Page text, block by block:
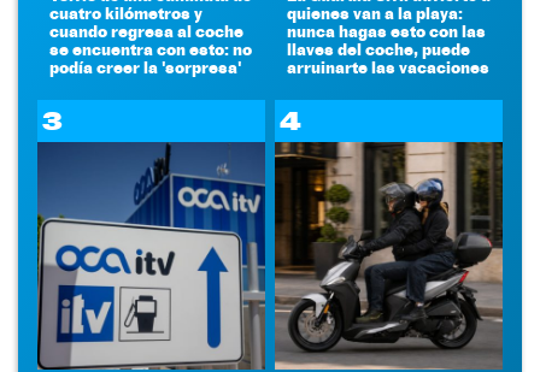
cuatro kilómetros y
cuando regresa al coche
se encuentra con esto: no
podía creer la 'sorpresa'
quienes van a la playa:
nunca hagas esto con las
llaves del coche, puede
arruinarte las vacaciones
3 4